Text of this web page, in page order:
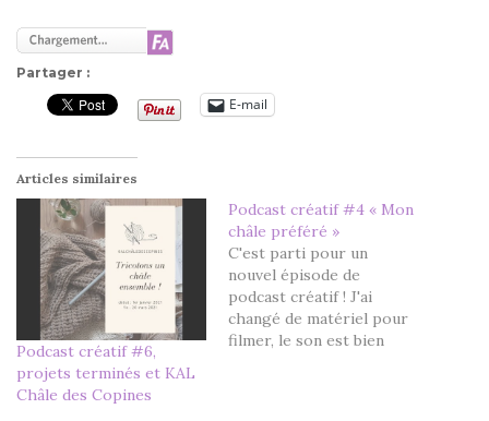
Partager :
E-mail
Articles similaires
Podcast créatif #6,
projets terminés et KAL
Châle des Copines
Podcast créatif #4 « Mon
châle préféré »
C'est parti pour un
nouvel épisode de
podcast créatif ! J'ai
changé de matériel pour
filmer, le son est bien